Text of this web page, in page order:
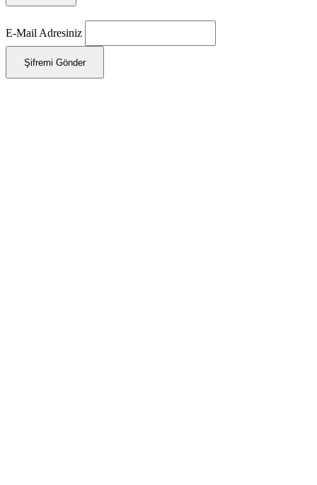
E-Mail Adresiniz
Şifremi Gönder